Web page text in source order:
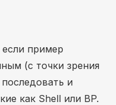
пример
(с точки зрения
и
как Shell или BP.